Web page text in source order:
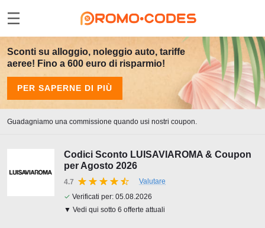
Sconti su alloggio, noleggio auto, tariffe
aeree! Fino a 600 euro di risparmio!
PER SAPERNE DI PIÙ
Guadagniamo una commissione quando usi nostri coupon.
Codici Sconto LUISAVIAROMA & Coupon
per Agosto 2026
4.7
Valutare
✓ Verificati per: 05.08.2026
▼ Vedi qui sotto 6 offerte attuali